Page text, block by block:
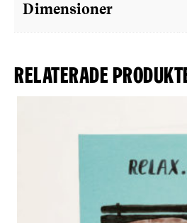
Dimensioner
Relaterade